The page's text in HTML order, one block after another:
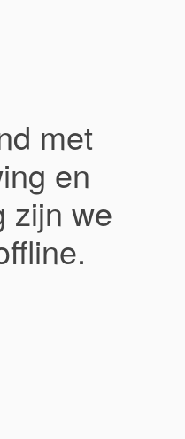
met
en
zijn we